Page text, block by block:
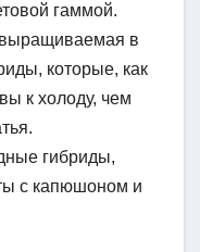
гаммой.
в
которые, как
к холоду, чем
гибриды,
с капюшоном и